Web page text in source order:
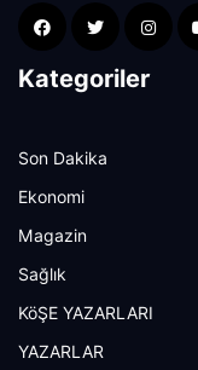
Kategoriler
Son Dakika
Ekonomi
Magazin
Sağlık
KöŞE YAZARLARI
YAZARLAR